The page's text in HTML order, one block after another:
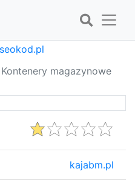
Kontenery magazynowe
kajabm.pl